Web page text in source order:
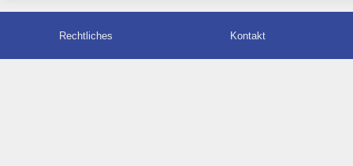
Rechtliches Kontakt